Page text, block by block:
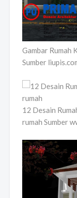
Gambar Rumah
Sumber
12 Desain
rumah Sumber